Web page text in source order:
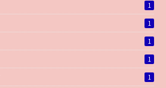
1
1
1
1
1